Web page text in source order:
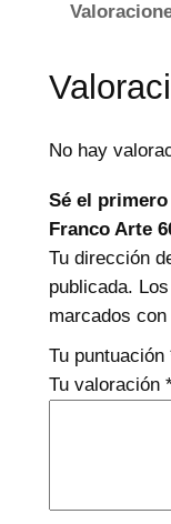
No hay
Sé el
Franco Arte
Tu dirección
publicada.
marcados con
Tu puntuación
Tu valoración